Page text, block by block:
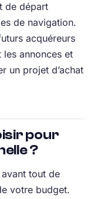
de départ
de navigation.
acquéreurs
les annonces et
un projet d’achat
pour
?
tout de
votre budget.